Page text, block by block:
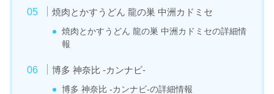
焼肉とかすうどん 龍の巣 中洲カドミセ
焼肉とかすうどん 龍の巣 中洲カドミセの詳細情
報
博多 神奈比 -カンナビ-
博多 神奈比 -カンナビ-の詳細情報